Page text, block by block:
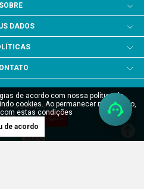
SOBRE
DADOS
PAGAMENTO
de acordo com nossa política de
cookies. Ao permanecer navegando,
estas condições
de acordo